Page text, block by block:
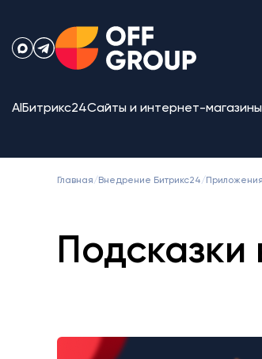
AI Битрикс24Сайты и интернет-магазины
Главная/ Внедрение Битрикс24/
Подсказки